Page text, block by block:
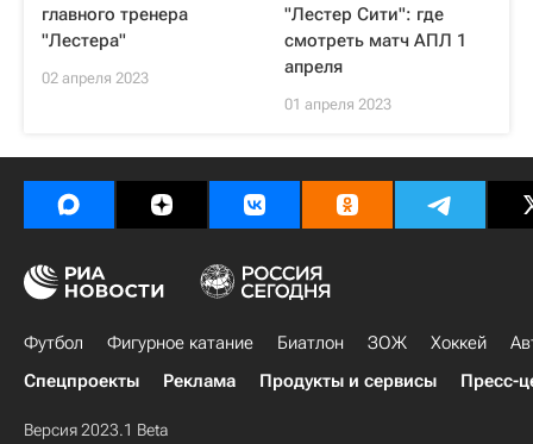
главного тренера
"Лестера"
02 апреля 2023
"Лестер Сити": где
смотреть матч АПЛ 1
апреля
01 апреля 2023
Футбол Фигурное катание Биатлон ЗОЖ Хоккей
Спецпроекты
Реклама Продукты и сервисы Пресс-
Версия 2023.1 Beta